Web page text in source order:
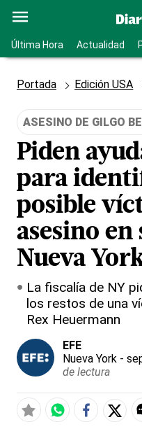
Última Hora Actualidad
Portada Edición USA
ASESINO DE GILGO
Piden
para
posible
asesino en
Nueva
La fiscalía de NY
los restos de una
Rex Heuermann
EFE
Nueva York -
de lectura